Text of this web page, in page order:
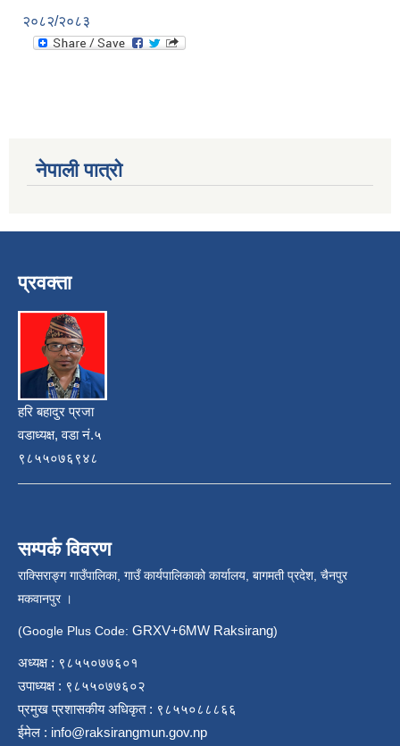
२०८२/२०८३
नेपाली पात्रो
प्रवक्ता
हरि बहादुर प्रजा
वडाध्यक्ष, वडा नं.५
९८५५०७६९४८
सम्पर्क विवरण
राक्सिराङ्ग गाउँपालिका, गाउँ कार्यपालिकाको कार्यालय, बागमती प्रदेश, चैनपुर
मकवानपुर ।
(Google Plus Code: GRXV+6MW Raksirang)
अध्यक्ष : ९८५५०७७६०१
उपाध्यक्ष : ९८५५०७७६०२
प्रमुख प्रशासकीय अधिकृत : ९८५५०८८८६६
ईमेल : info@raksirangmun.gov.np